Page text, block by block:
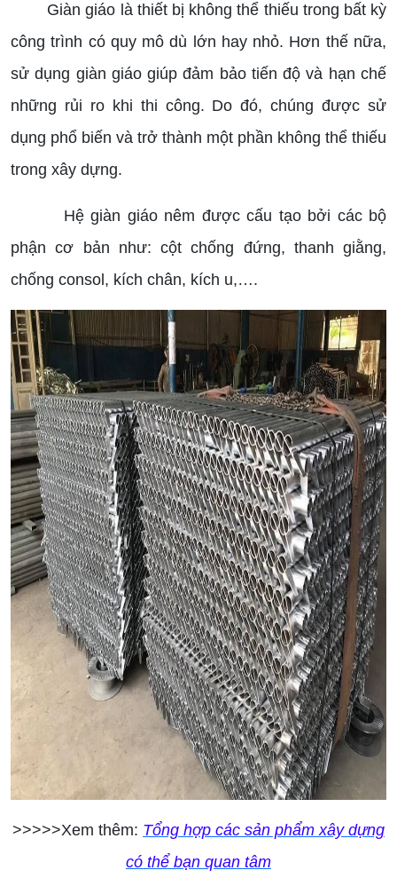
Giàn giáo là thiết bị không thể thiếu trong bất kỳ
công trình có quy mô dù lớn hay nhỏ. Hơn thế nữa,
sử dụng giàn giáo giúp đảm bảo tiến độ và hạn chế
những rủi ro khi thi công. Do đó, chúng được sử
dụng phổ biến và trở thành một phần không thể thiếu
trong xây dựng.
Hệ giàn giáo nêm được cấu tạo bởi các bộ
phận cơ bản như: cột chống đứng, thanh giằng,
chống consol, kích chân, kích u,….
>>>>>Xem thêm: Tổng hợp các sản phẩm xây dựng
có thể bạn quan tâm